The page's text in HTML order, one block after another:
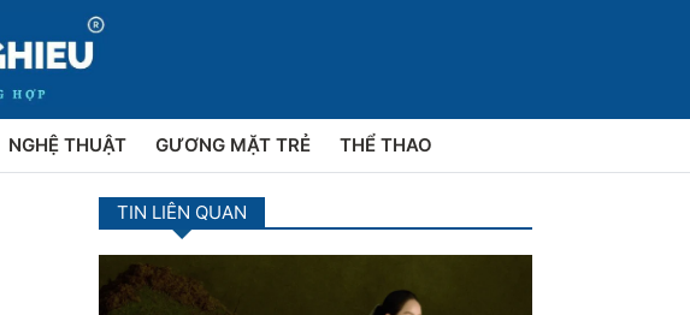
NGHỆ THUẬT GƯƠNG MẶT TRẺ THỂ THAO
TIN LIÊN QUAN